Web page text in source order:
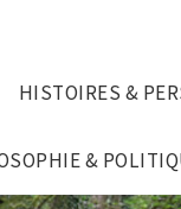
HISTOIRES &
&